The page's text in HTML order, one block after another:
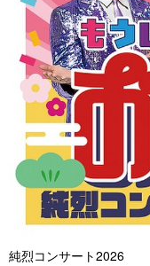
純烈コンサート2026